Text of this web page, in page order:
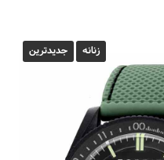
زنانه جدیدترین